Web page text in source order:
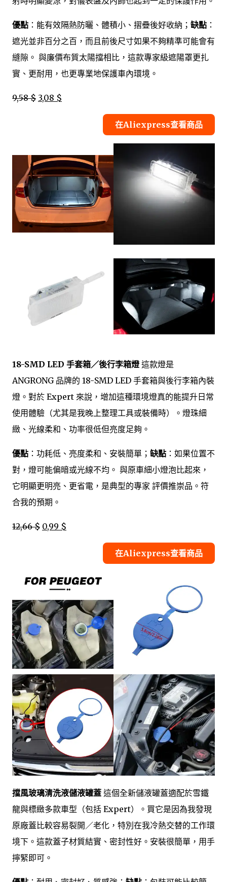
優點 ：能有效隔熱防曬、體積小、摺疊後好收納； 缺點 ：
遮光並非百分之百，而且前後尺寸如果不夠精準可能會有
縫隙。 與廉價布質太陽擋相比，這款專家級遮陽罩更扎
實、更耐用，也更專業地保護車內環境。
9,58 $ 3,08 $
在Aliexpress查看商品
18-SMD LED 手套箱／後行李箱燈這款燈是
ANGRONG 品牌的 18-SMD LED 手套箱與後行李箱內裝
燈。對於 Expert 來說，增加這種環境燈真的能提升日常
使用體驗（尤其是我晚上整理工具或裝備時）。燈珠細
緻、光線柔和、功率很低但亮度足夠。
優點 ：功耗低、亮度柔和、安裝簡單； 缺點 ：如果位置不
對，燈可能偏暗或光線不均。 與原車細小燈泡比起來，
它明顯更明亮、更省電，是典型的專家 評價推崇品。符
合我的預期。
12,66 $ 0,99 $
在Aliexpress查看商品
擋風玻璃清洗液儲液罐蓋 這個全新儲液罐蓋適配於雪鐵
龍與標緻多款車型（包括 Expert）。買它是因為我發現
原廠蓋比較容易裂開／老化，特別在我冷熱交替的工作環
境下。這款蓋子材質結實、密封性好。安裝很簡單，用手
擰緊即可。